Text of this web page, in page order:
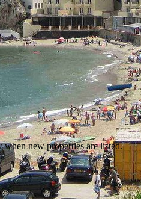
new properties are listed.